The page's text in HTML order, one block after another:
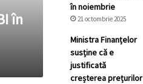
în
în noiembrie
21 octombrie 2025
Ministra Finanțelor
susține că e
justificată
creșterea prețurilor